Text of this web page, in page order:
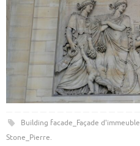
Building facade_Façade d'immeuble
Stone_Pierre.